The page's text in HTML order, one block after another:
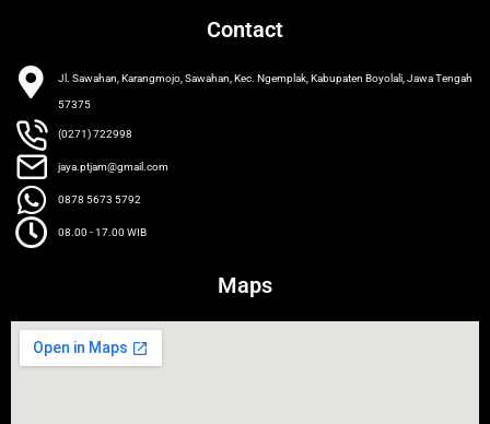
Contact
Jl. Sawahan, Karangmojo, Sawahan, Kec. Ngemplak, Kabupaten Boyolali, Jawa Tengah
57375
(0271) 722998
jaya.ptjam@gmail.com
0878 5673 5792
08.00 - 17.00 WIB
Maps